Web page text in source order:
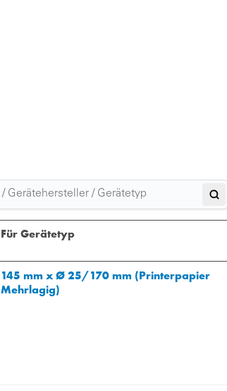
Für Gerätetyp
145 mm x Ø 25/170 mm (Printerpapier
Mehrlagig)